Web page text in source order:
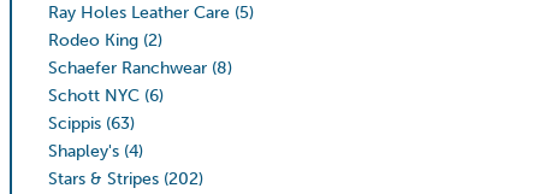
Ray Holes Leather Care (5)
Rodeo King (2)
Schaefer Ranchwear (8)
Schott NYC (6)
Scippis (63)
Shapley's (4)
Stars & Stripes (202)